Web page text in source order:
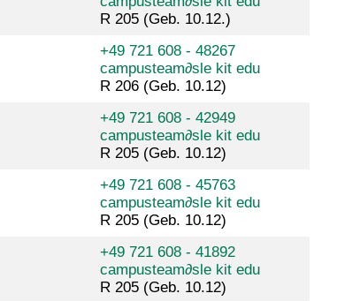
R 205 (Geb. 10.12.)
+49 721 608 - 48267
campusteam∂sle kit edu
R 206 (Geb. 10.12)
+49 721 608 - 42949
campusteam∂sle kit edu
R 205 (Geb. 10.12)
+49 721 608 - 45763
campusteam∂sle kit edu
R 205 (Geb. 10.12)
+49 721 608 - 41892
campusteam∂sle kit edu
R 205 (Geb. 10.12)